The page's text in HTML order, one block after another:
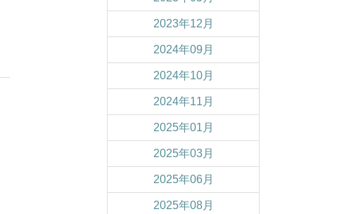
2023年12月
2024年09月
2024年10月
2024年11月
2025年01月
2025年03月
2025年06月
2025年08月